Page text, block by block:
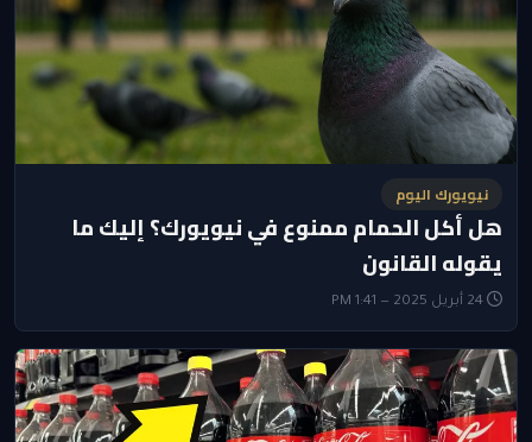
نيويورك اليوم
هل أكل الحمام ممنوع في نيويورك؟ إليك ما
يقوله القانون